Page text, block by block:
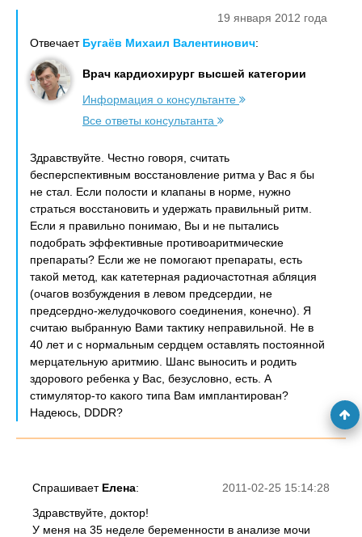
19 января 2012 года
Отвечает Бугаёв Михаил Валентинович:
Врач кардиохирург высшей категории
Информация о консультанте
Все ответы консультанта
Здравствуйте. Честно говоря, считать
бесперспективным восстановление ритма у Вас я бы
не стал. Если полости и клапаны в норме, нужно
страться восстановить и удержать правильный ритм.
Если я правильно понимаю, Вы и не пытались
подобрать эффективные противоаритмические
препараты? Если же не помогают препараты, есть
такой метод, как катетерная радиочастотная абляция
(очагов возбуждения в левом предсердии, не
предсердно-желудочкового соединения, конечно). Я
считаю выбранную Вами тактику неправильной. Не в
40 лет и с нормальным сердцем оставлять постоянной
мерцательную аритмию. Шанс выносить и родить
здорового ребенка у Вас, безусловно, есть. А
стимулятор-то какого типа Вам имплантирован?
Надеюсь, DDDR?
2011-02-25 15:14:28
Спрашивает Елена:
Здравствуйте, доктор!
У меня на 35 неделе беременности в анализе мочи